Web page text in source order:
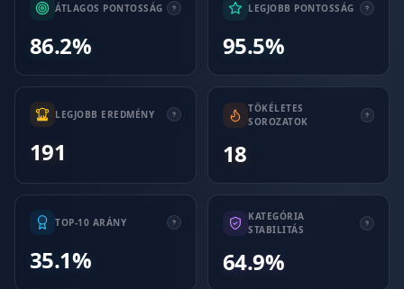
ÁTLAGOS PONTOSSÁG
86.2%
LEGJOBB PONTOSSÁG
95.5%
LEGJOBB EREDMÉNY
191
TÖKÉLETES
SOROZATOK
18
TOP-10 ARÁNY
35.1%
KATEGÓRIA
STABILITÁS
64.9%